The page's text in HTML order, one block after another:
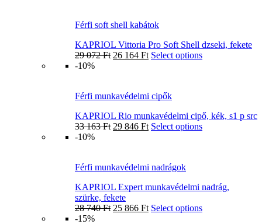
Férfi soft shell kabátok
KAPRIOL Vittoria Pro Soft Shell dzseki, fekete
29 072Ft 26 164 Ft Select options
-10%
Férfi munkavédelmi cipők
KAPRIOL Rio munkavédelmi cipő, kék, s1 p src
33 163Ft 29 846 Ft Select options
-10%
Férfi munkavédelmi nadrágok
KAPRIOL Expert munkavédelmi nadrág,
szürke, fekete
28 740Ft 25 866 Ft Select options
-15%